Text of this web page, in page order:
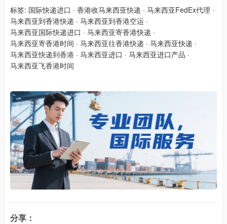
标签: 国际快递进口 · 香港收马来西亚快递 · 马来西亚FedEx代理 ·
马来西亚到香港快递 · 马来西亚到香港空运 ·
马来西亚国际快递进口 · 马来西亚寄香港快递 ·
马来西亚寄香港时间 · 马来西亚往香港快递 · 马来西亚快递 ·
马来西亚快递到香港 · 马来西亚进口 · 马来西亚进口产品 ·
马来西亚飞香港时间
分享：